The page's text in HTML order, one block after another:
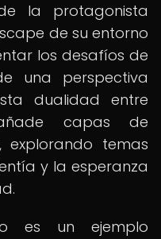
la protagonista
de su entorno
los desafíos de
una perspectiva
dualidad entre
capas de
explorando temas
y la esperanza
es un ejemplo